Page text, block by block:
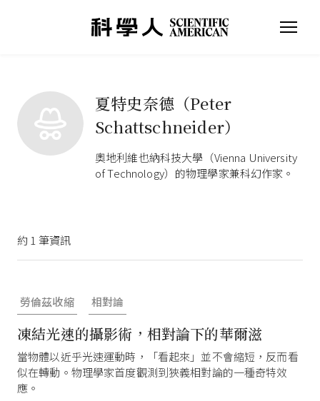
夏特史奈德（Peter
Schattschneider）
奧地利維也納科技大學（Vienna University
of Technology）的物理學家兼科幻作家。
約 1 筆資訊
勞倫茲收縮 相對論
凍結光速的攝影術，相對論下的華爾滋
當物體以近乎光速運動時，「看起來」並不會縮短，反而看
似在轉動。物理學家首度觀測到狹義相對論的一種奇特效
應。